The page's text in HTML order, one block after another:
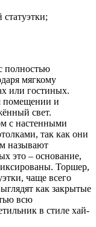
полностью
мягкому
или гостиных.
помещении и
свет.
с настенными
так как они
называют
это – основание,
Торшер,
чаще всего
как закрытые
всю
в стиле хай-